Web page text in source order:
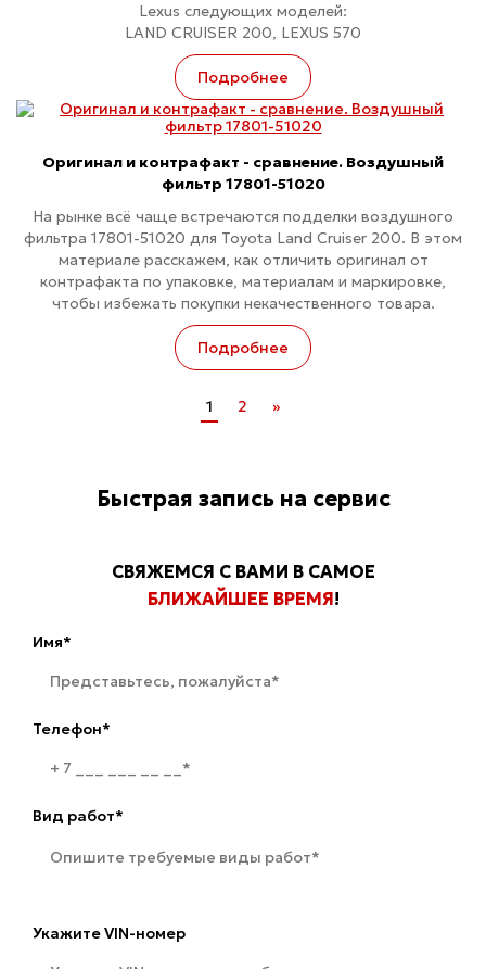
Lexus следующих моделей:
LAND CRUISER 200, LEXUS 570
Подробнее
Оригинал и контрафакт - сравнение. Воздушный
фильтр 17801-51020
На рынке всё чаще встречаются подделки воздушного
фильтра 17801-51020 для Toyota Land Cruiser 200. В этом
материале расскажем, как отличить оригинал от
контрафакта по упаковке, материалам и маркировке,
чтобы избежать покупки некачественного товара.
Подробнее
1 2 »
Быстрая запись на сервис
СВЯЖЕМСЯ С ВАМИ В САМОЕ
БЛИЖАЙШЕЕ ВРЕМЯ!
Имя*
Телефон*
Вид работ*
Укажите VIN-номер